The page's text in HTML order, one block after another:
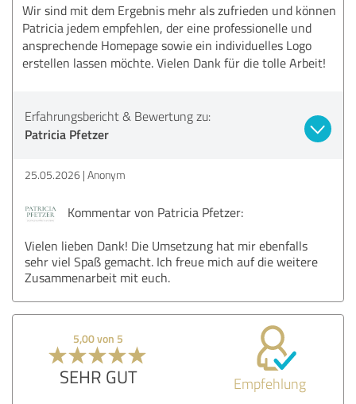
Wir sind mit dem Ergebnis mehr als zufrieden und können
Patricia jedem empfehlen, der eine professionelle und
ansprechende Homepage sowie ein individuelles Logo
erstellen lassen möchte. Vielen Dank für die tolle Arbeit!
Erfahrungsbericht & Bewertung zu:
Patricia Pfetzer
25.05.2026 Anonym
Kommentar von Patricia Pfetzer:
Vielen lieben Dank! Die Umsetzung hat mir ebenfalls
sehr viel Spaß gemacht. Ich freue mich auf die weitere
Zusammenarbeit mit euch.
5,00 von 5
SEHR GUT Empfehlung